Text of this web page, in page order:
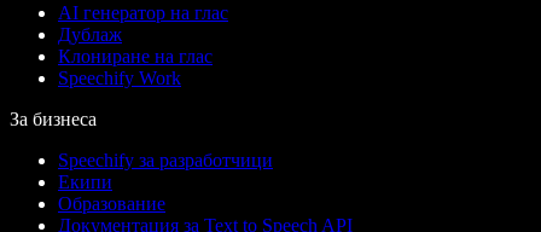
AI генератор на глас
Дублаж
Клониране на глас
Speechify Work
За бизнеса
Speechify за разработчици
Екипи
Образование
Документация за Text to Speech API